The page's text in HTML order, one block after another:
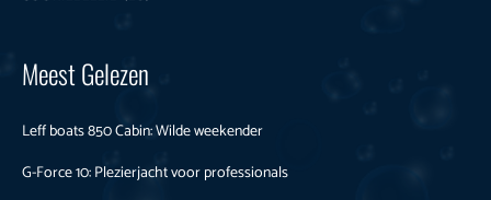
Meest Gelezen
Leff boats 850 Cabin: Wilde weekender
G-Force 10: Plezierjacht voor professionals